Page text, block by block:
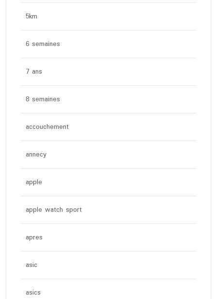
5km
6 semaines
7 ans
8 semaines
accouchement
annecy
apple
apple watch sport
apres
asic
asics